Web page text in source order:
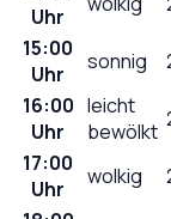
Uhr
15:00
Uhr
sonnig
16:00
Uhr
leicht
bewölkt
17:00
Uhr
wolkig